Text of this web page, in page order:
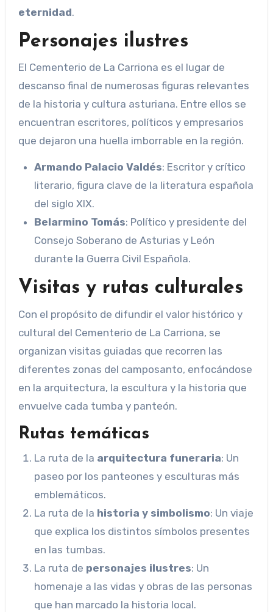
eternidad.
Personajes ilustres
El Cementerio de La Carriona es el lugar de
descanso final de numerosas figuras relevantes
de la historia y cultura asturiana. Entre ellos se
encuentran escritores, políticos y empresarios
que dejaron una huella imborrable en la región.
Armando Palacio Valdés: Escritor y crítico
literario, figura clave de la literatura española
del siglo XIX.
Belarmino Tomás: Político y presidente del
Consejo Soberano de Asturias y León
durante la Guerra Civil Española.
Visitas y rutas culturales
Con el propósito de difundir el valor histórico y
cultural del Cementerio de La Carriona, se
organizan visitas guiadas que recorren las
diferentes zonas del camposanto, enfocándose
en la arquitectura, la escultura y la historia que
envuelve cada tumba y panteón.
Rutas temáticas
La ruta de la arquitectura funeraria: Un
paseo por los panteones y esculturas más
emblemáticos.
La ruta de la historia y simbolismo: Un viaje
que explica los distintos símbolos presentes
en las tumbas.
La ruta de personajes ilustres: Un
homenaje a las vidas y obras de las personas
que han marcado la historia local.